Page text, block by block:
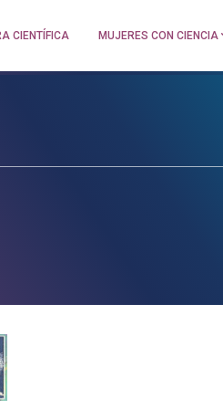
CIENTÍFICA MUJERES CON CIENCIA